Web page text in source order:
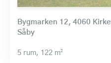
Bygmarken 12, 4060 Kirke
Såby
5 rum, 122 m²